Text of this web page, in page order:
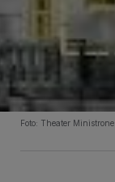
Foto: Theater Ministrone